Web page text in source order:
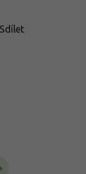
Sdílet